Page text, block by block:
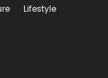
Lifestyle